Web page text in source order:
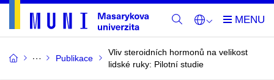
Publikace
Vliv steroidních hormonů na velikost
lidské ruky: Pilotní studie